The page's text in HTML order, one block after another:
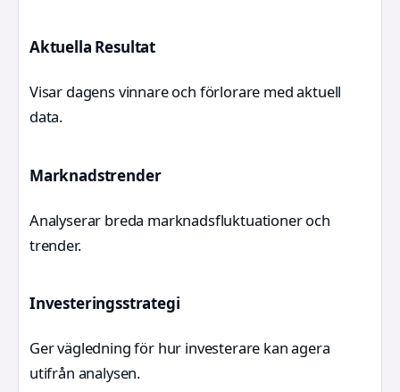
Aktuella Resultat
Visar dagens vinnare och förlorare med aktuell
data.
Marknadstrender
Analyserar breda marknadsfluktuationer och
trender.
Investeringsstrategi
Ger vägledning för hur investerare kan agera
utifrån analysen.